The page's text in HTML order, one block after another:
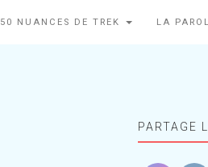
50 NUANCES DE TREK LA
PARTAGE